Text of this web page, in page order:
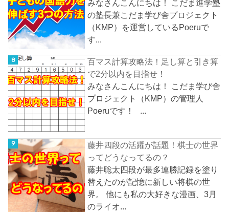
みなさんこんにちは！ こだま進学塾
の塾長兼こだま学び舎プロジェクト
（KMP）を運営しているPoeruで
す...
百マス計算攻略法！足し算と引き算
で2分以内を目指せ！
みなさんこんにちは！ こだま学び舎
プロジェクト（KMP）の管理人
Poeruです！ ...
藤井四段の活躍が話題！棋士の世界
ってどうなってるの？
藤井聡太四段が最多連勝記録を塗り
替えたのが記憶に新しい将棋の世
界。 他にも私の大好きな漫画、3月
のライオ...